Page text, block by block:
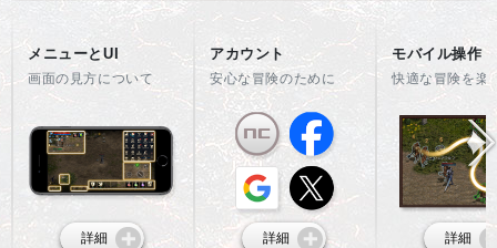
メニューとUI
画面の見方について
詳細
アカウント
安心な冒険のために
詳細
モバイル操作
快適な冒険を楽
詳細